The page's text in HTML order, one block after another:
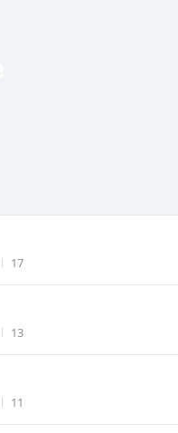
조회수
17
조회수
13
조회수
11